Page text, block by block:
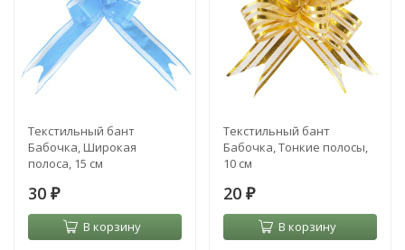
Текстильный бант
Бабочка, Широкая
полоса, 15 см
30 ₽
В корзину
Текстильный бант
Бабочка, Тонкие полосы,
10 см
20 ₽
В корзину